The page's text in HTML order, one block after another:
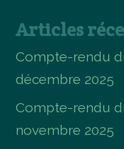
Articles
Compte-rendu
décembre 2025
Compte-rendu
novembre 2025